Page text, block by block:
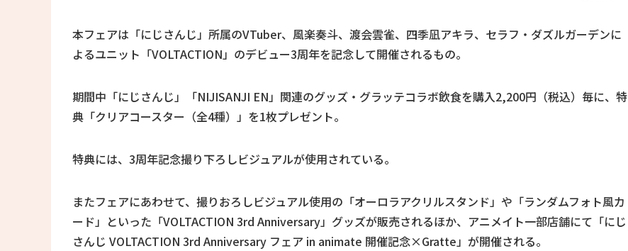
本フェアは「にじさんじ」所属のVTuber、風楽奏斗、渡会雲雀、四季凪アキラ、セラフ・ダズルガーデンに
よるユニット「VOLTACTION」のデビュー3周年を記念して開催されるもの。
期間中「にじさんじ」「NIJISANJI EN」関連のグッズ・グラッテコラボ飲食を購入2,200円（税込）毎に、特
典「クリアコースター（全4種）」を1枚プレゼント。
特典には、3周年記念撮り下ろしビジュアルが使用されている。
またフェアにあわせて、撮りおろしビジュアル使用の「オーロラアクリルスタンド」や「ランダムフォト風カ
ード」といった「VOLTACTION 3rd Anniversary」グッズが販売されるほか、アニメイト一部店舗にて「にじ
さんじ VOLTACTION 3rd Anniversary フェア in animate 開催記念×Gratte」が開催される。